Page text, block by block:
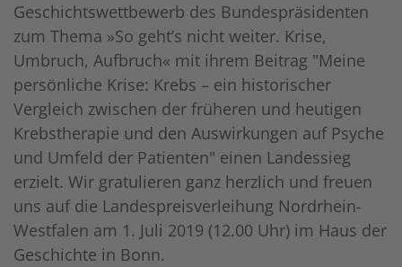
Geschichtswettbewerb des Bundespräsidenten
zum Thema »So geht’s nicht weiter. Krise,
Umbruch, Aufbruch« mit ihrem Beitrag "Meine
persönliche Krise: Krebs – ein historischer
Vergleich zwischen der früheren und heutigen
Krebstherapie und den Auswirkungen auf Psyche
und Umfeld der Patienten" einen Landessieg
erzielt. Wir gratulieren ganz herzlich und freuen
uns auf die Landespreisverleihung Nordrhein-
Westfalen am 1. Juli 2019 (12.00 Uhr) im Haus der
Geschichte in Bonn.